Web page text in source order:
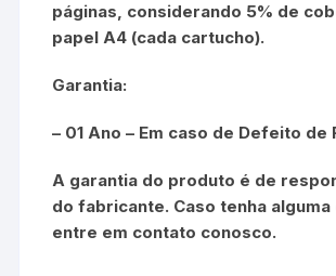
páginas, considerando 5% de
papel A4 (cada cartucho).
Garantia:
– 01 Ano – Em caso de Defeito de
A garantia do produto é de
do fabricante. Caso tenha alguma
entre em contato conosco.